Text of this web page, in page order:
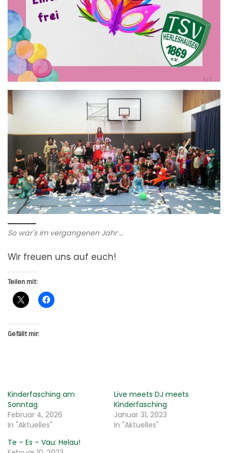
So war´s im vergangenen Jahr …
Wir freuen uns auf euch!
Teilen mit:
Gefällt mir:
Kinderfasching am
Sonntag
Februar 4, 2026
In "Aktuelles"
Live meets DJ meets
Kinderfasching
Januar 31, 2023
In "Aktuelles"
Te – Es – Vau: Helau!